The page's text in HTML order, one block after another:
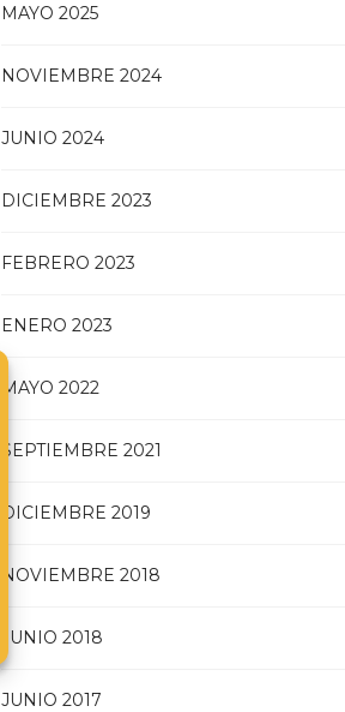
MAYO 2025
NOVIEMBRE 2024
JUNIO 2024
DICIEMBRE 2023
FEBRERO 2023
ENERO 2023
MAYO 2022
SEPTIEMBRE 2021
DICIEMBRE 2019
NOVIEMBRE 2018
JUNIO 2018
JUNIO 2017